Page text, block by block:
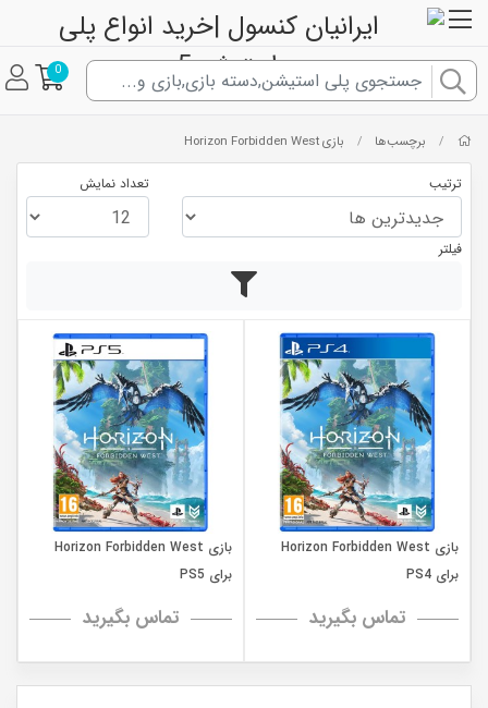
0
/ برچسب‌ها / بازی Horizon Forbidden West
ترتیب تعداد نمایش
فیلتر
بازی Horizon Forbidden West
برای PS4
تماس بگیرید
بازی Horizon Forbidden West
برای PS5
تماس بگیرید